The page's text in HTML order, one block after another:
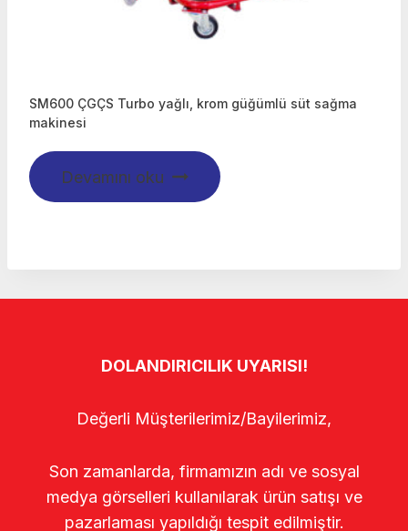
SM600 ÇGÇS Turbo yağlı, krom güğümlü süt sağma
makinesi
Devamını oku
DOLANDIRICILIK UYARISI!
Değerli Müşterilerimiz/Bayilerimiz,
Son zamanlarda, firmamızın adı ve sosyal
medya görselleri kullanılarak ürün satışı ve
pazarlaması yapıldığı tespit edilmiştir.